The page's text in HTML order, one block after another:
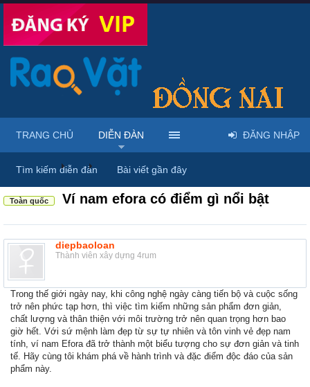
Diễn đàn ... Mua bán giày dép & túi xách
Toàn quốc Ví nam efora có điểm gì nổi bật
diepbaoloan
Thành viên xây dựng 4rum
Trong thế giới ngày nay, khi công nghệ ngày càng tiến bộ và cuộc sống
trở nên phức tạp hơn, thì việc tìm kiếm những sản phẩm đơn giản,
chất lượng và thân thiện với môi trường trở nên quan trọng hơn bao
giờ hết. Với sứ mệnh làm đẹp từ sự tự nhiên và tôn vinh vẻ đẹp nam
tính, ví nam Efora đã trở thành một biểu tượng cho sự đơn giản và tinh
tế. Hãy cùng tôi khám phá về hành trình và đặc điểm độc đáo của sản
phẩm này.
TRANG CHỦ DIỄN ĐÀN
Tìm kiếm diễn đàn Bài viết gần đây
ĐĂNG NHẬP